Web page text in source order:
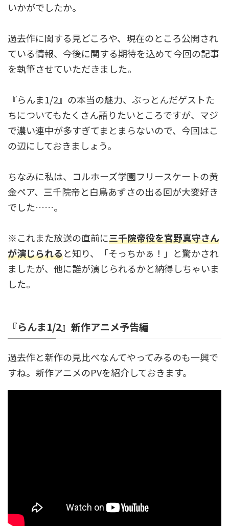
いかがでしたか。
過去作に関する見どころや、現在のところ公開され
ている情報、今後に関する期待を込めて今回の記事
を執筆させていただきました。
『らんま1/2』の本当の魅力、ぶっとんだゲストた
ちについてもたくさん語りたいところですが、マジ
で濃い連中が多すぎてまとまらないので、今回はこ
の辺にしておきましょう。
ちなみに私は、コルホーズ学園フリースケートの黄
金ペア、三千院帝と白鳥あずさの出る回が大変好き
でした……。
※これまた放送の直前に三千院帝役を宮野真守さん
が演じられると知り、「そっちかぁ！」と驚かされ
ましたが、他に誰が演じられるかと納得しちゃいま
した。
『らんま1/2』新作アニメ予告編
過去作と新作の見比べなんてやってみるのも一興で
すね。新作アニメのPVを紹介しておきます。